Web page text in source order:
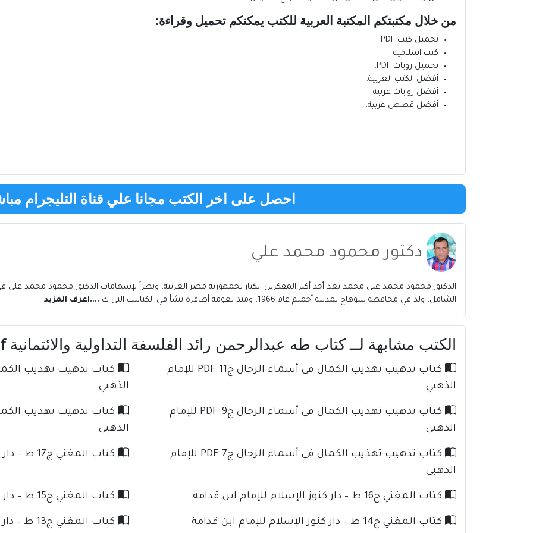
من خلال مكتبتكم المكتبة العربية للكتب يمكنكم تحميل وقراءة:
تحميل كتب PDF.
كتب اسلامية
تحميل رويات PDF.
أفضل الكتب العربية.
أفضل روايات عربيه.
أفضل قصص عربية.
احصل على اخر الكتب مجانا علي قناة التليجرام
دكتور محمود محمد علي
الدكتور محمود محمد علي محمد يعد أحد أكبر المفكرين الكبار بجمهورية مصر العربية، ونظراً لإسهامات الدكتور محمود محمد
الشامل، ولد في محافظة سوهاج بمدينة أخميم عام 1966، ومنذ نعومة أظافره نشأ في الكتاتيب التي ك
....اعرف المزيد
الكتب مشابهة لــ كتاب طه عبدالرحمن رائد الفلسفة التداولية والائتمانية Pdf
كتاب تذهيب تهذيب الكمال في أسماء الرجال ج11 PDF للإمام
الذهبي
الذهبي
كتاب تذهيب تهذيب الكمال في أسماء الرجال ج9 PDF للإمام
الذهبي
الذهبي
كتاب تذهيب تهذيب الكمال في أسماء الرجال ج7 PDF للإمام
الذهبي
كتاب المغني ج17 ط – دار كنوز الإسلام للإمام ابن قدامة
كتاب المغني ج16 ط – دار كنوز الإسلام للإمام ابن قدامة كتاب المغني ج15 ط – دار كنوز الإسلام للإمام ابن قدامة
كتاب المغني ج14 ط – دار كنوز الإسلام للإمام ابن قدامة كتاب المغني ج13 ط – دار كنوز الإسلام للإمام ابن قدامة